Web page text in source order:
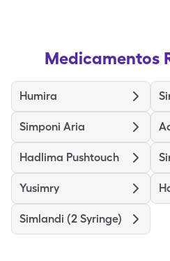
Medicamentos
Humira
Simponi Aria
Hadlima Pushtouch
Yusimry
Simlandi (2 Syringe)